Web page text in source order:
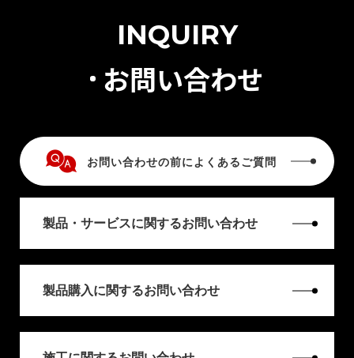
INQUIRY
お問い合わせ
お問い合わせの前によくあるご質問
製品・サービスに関するお問い合わせ
製品購入に関するお問い合わせ